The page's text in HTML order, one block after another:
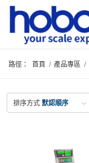
路徑： 首頁 / 產品專區 /
排序方式默認順序